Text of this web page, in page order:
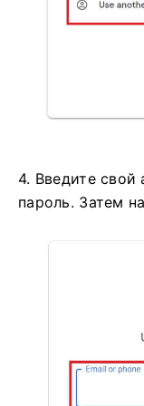
4. Введите свой
пароль. Затем